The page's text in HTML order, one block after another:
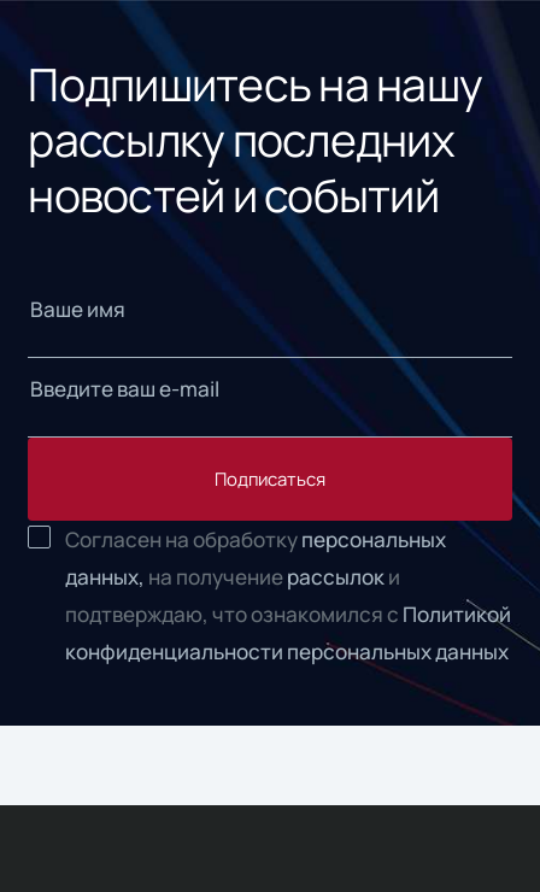
Подпишитесь на нашу
рассылку последних
новостей и событий
Подписаться
Согласен на обработкуперсональных
данных, на получениерассылоки
подтверждаю, что ознакомился с Политикой
конфиденциальности персональных данных